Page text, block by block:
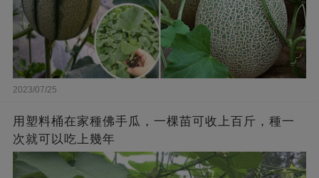
2023/07/25
用塑料桶在家種佛手瓜，一棵苗可收上百斤，種一
次就可以吃上幾年